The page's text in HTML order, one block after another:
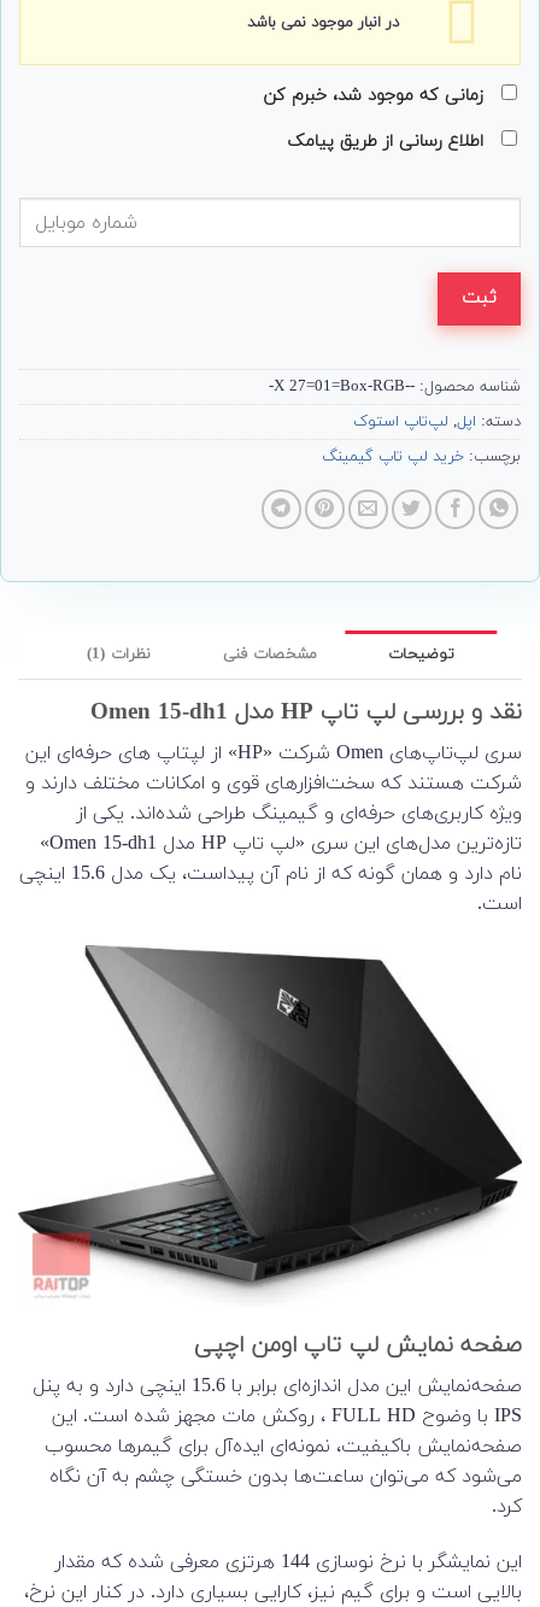
در انبار موجود نمی باشد
زمانی که موجود شد، خبرم کن
اطلاع رسانی از طریق پیامک
ثبت
شناسه محصول: --X 27=01=Box-RGB-
دسته: اپل, لپ‌تاپ استوک
برچسب: خرید لپ تاپ گیمینگ
توضیحات مشخصات فنی نظرات (1)
نقد و بررسی لپ تاپ HP مدل Omen 15-dh1
سری لپ‌تاپ‌های Omen شرکت «HP» از لپتاپ های حرفه‌ای این
شرکت هستند که سخت‌افزارهای قوی و امکانات مختلف دارند و
ویژه کاربری‌های حرفه‌ای و گیمینگ طراحی شده‌اند. یکی از
تازه‌ترین مدل‌های این سری «لپ تاپ HP مدل Omen 15-dh1»
نام دارد و همان گونه که از نام آن پیداست، یک مدل 15.6 اینچی
است.
صفحه نمایش لپ تاپ اومن اچپی
صفحه‌نمایش این مدل اندازه‌‌ای برابر با 15.6 اینچی دارد و به پنل
IPS با وضوح FULL HD ، روکش مات مجهز شده است. این
صفحه‌‌نمایش باکیفیت، نمونه‌ای ایده‌آل برای گیمرها محسوب
می‌شود که می‌توان ساعت‌ها بدون خستگی چشم به آن نگاه
کرد.
این نمایشگر با نرخ نوسازی 144 هرتزی معرفی شده که مقدار
بالایی است و برای گیم نیز، کارایی بسیاری دارد. در کنار این نرخ،